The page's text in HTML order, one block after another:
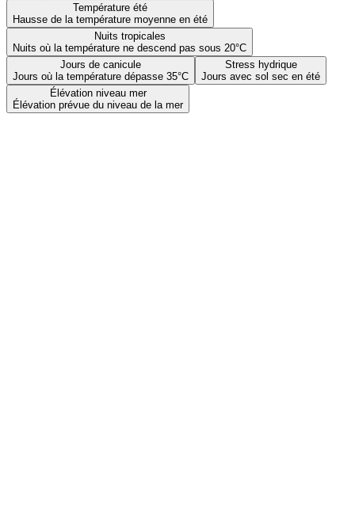
Température été
Hausse de la température moyenne en été
Nuits tropicales
Nuits où la température ne descend pas sous 20°C
Jours de canicule
Jours où la température dépasse 35°C
Stress hydrique
Jours avec sol sec en été
Élévation niveau mer
Élévation prévue du niveau de la mer